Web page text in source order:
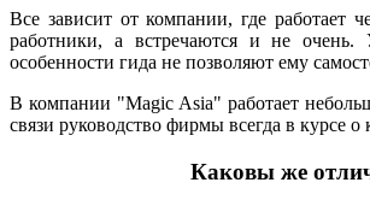
Все зависит от компании, где работает
работники, а встречаются и не очень.
особенности гида не позволяют ему
В компании "Magic Asia" работает
связи руководство фирмы всегда в курсе
Каковы же